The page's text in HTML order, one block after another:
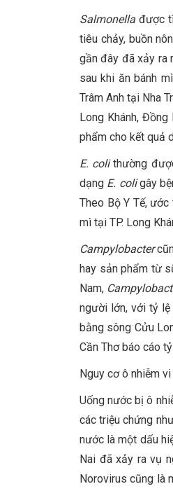
Salmonella được
tiêu chảy, buồn
gần đây đã xảy ra
sau khi ăn bánh
Trâm Anh tại Nha
Long Khánh,
phẩm cho kết quả
E. colithường
dạng E. coligây
Theo Bộ Y Tế,
mì tại TP. Long
Campylobacter
hay sản phẩm từ
Nam,
người lớn, với tỷ lệ
bằng sông Cửu
Cần Thơ báo cáo
Nguy cơ ô nhiễm
Uống nước bị ô
các triệu chứng
nước là một dấu
Nai đã xảy ra vụ
Norovirus cũng là